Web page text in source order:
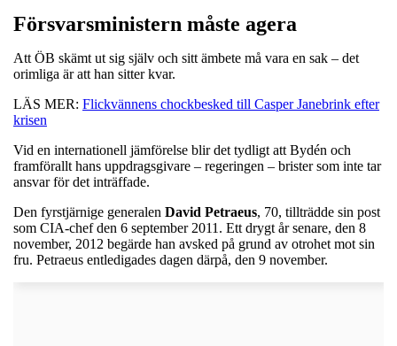
Försvarsministern måste agera
Att ÖB skämt ut sig själv och sitt ämbete må vara en sak – det
orimliga är att han sitter kvar.
LÄS MER: Flickvännens chockbesked till Casper Janebrink efter
krisen
Vid en internationell jämförelse blir det tydligt att Bydén och
framförallt hans uppdragsgivare – regeringen – brister som inte tar
ansvar för det inträffade.
Den fyrstjärnige generalen David Petraeus, 70, tillträdde sin post
som CIA-chef den 6 september 2011. Ett drygt år senare, den 8
november, 2012 begärde han avsked på grund av otrohet mot sin
fru. Petraeus entledigades dagen därpå, den 9 november.